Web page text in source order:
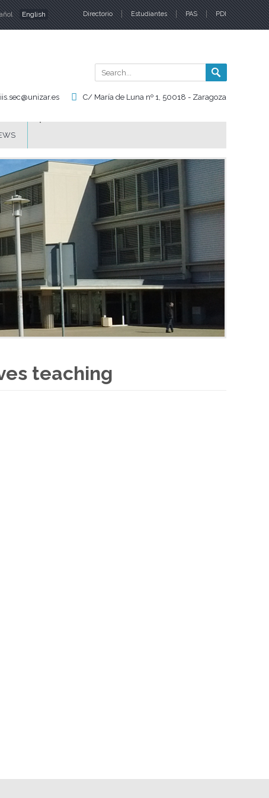
Directorio Estudiantes PAS PDI
English
Search
C/ María de Luna nº 1, 50018 - Zaragoza
teaching